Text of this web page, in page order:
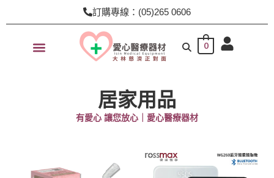
至
訂購專線：(05)265 0606
0
居家用品
有愛心 讓您放心｜愛心醫療器材